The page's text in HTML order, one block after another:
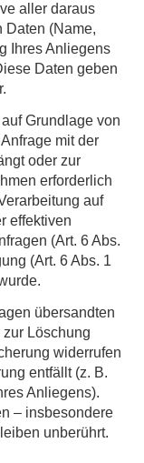
aller daraus
Daten (Name,
Ihres Anliegens
Daten geben
Grundlage von
mit der
oder zur
erforderlich
auf
effektiven
(Art. 6 Abs.
(Art. 6 Abs. 1
übersandten
Löschung
widerrufen
entfällt (z. B.
Anliegens).
– insbesondere
unberührt.